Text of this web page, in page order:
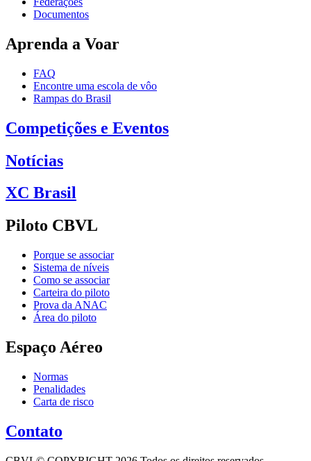
Documentos
Aprenda a Voar
FAQ
Encontre uma escola de vôo
Rampas do Brasil
Competições e Eventos
Notícias
XC Brasil
Piloto CBVL
Porque se associar
Sistema de níveis
Como se associar
Carteira do piloto
Prova da ANAC
Área do piloto
Espaço Aéreo
Normas
Penalidades
Carta de risco
Contato